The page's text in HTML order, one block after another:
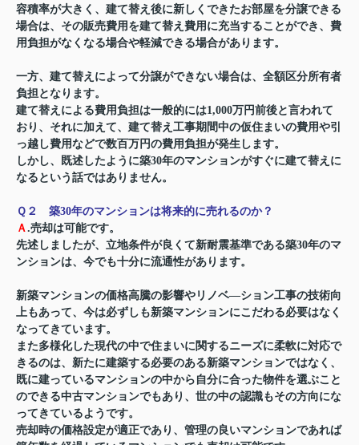
容積率が大きく、建て替え後に新しくできたお部屋を分譲できる
場合は、その販売費用を建て替え費用に充当することができ、費
用負担がなくなる場合や軽減できる場合があります。
一方、建て替えによって分譲ができない場合は、全額区分所有者
負担となります。
建て替えによる費用負担は一般的には1,000万円前後と言われて
おり、それに加えて、建て替え工事期間中の仮住まいの費用や引
っ越し費用などで数百万円の費用負担が発生します。
しかし、既述したように築30年のマンションがすぐに建て替えに
なるという話ではありません。
Ｑ２
築30年のマンションは将来的に売れるのか？
Ａ.売却は可能です。
先述しましたが、立地条件が良くて新耐震基準である築30年のマ
ンションは、今でも十分に流通性があります。
新築マンションの価格高騰の影響やリノベ―ション工事の技術向
上もあって、今は必ずしも新築マンションにこだわる必要はなく
なってきています。
また多様化した現代の中で住まいに関するニーズに柔軟に対応で
きるのは、新たに建築する必要のある新築マンションではなく、
既に建っているマンションの中から自分に合った物件を選ぶこと
のできる中古マンションでもあり、世の中の認識もその方向にな
ってきているようです。
売却時の価格設定が適正であり、管理の良いマンションであれば